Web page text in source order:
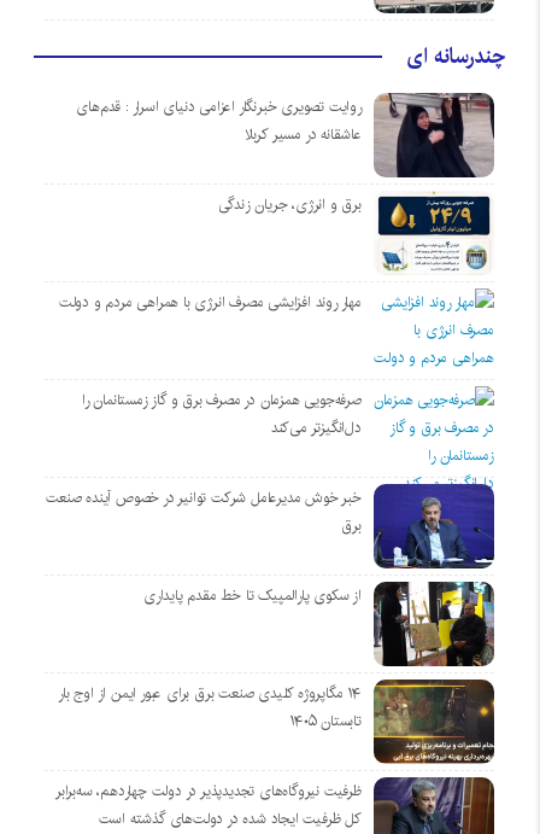
چندرسانه ای
روایت تصویری خبرنگار اعزامی دنیای اسرار : قدم‌های
عاشقانه در مسیر کربلا
برق و انرژی، جریان زندگی
مهار روند افزایشی مصرف انرژی با همراهی مردم و دولت
صرفه‌جویی همزمان در مصرف برق و گاز زمستانمان را
دل‌انگیزتر می‌کند
خبر خوش مدیرعامل شرکت توانیر در خصوص آینده صنعت
برق
از سکوی پارالمپیک تا خط مقدم پایداری
۱۴ مگاپروژه‌ کلیدی صنعت برق برای عبور ایمن از اوج بار
تابستان ۱۴۰۵
ظرفیت نیروگاه‌های تجدیدپذیر در دولت چهاردهم، سه‌برابر
کل ظرفیت ایجاد شده در دولت‌های گذشته است